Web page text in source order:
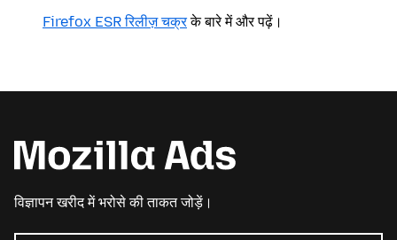
Firefox ESR रिलीज़ चक्रके बारे में और पढ़ें।
विज्ञापन खरीद में भरोसे की ताकत जोड़ें।